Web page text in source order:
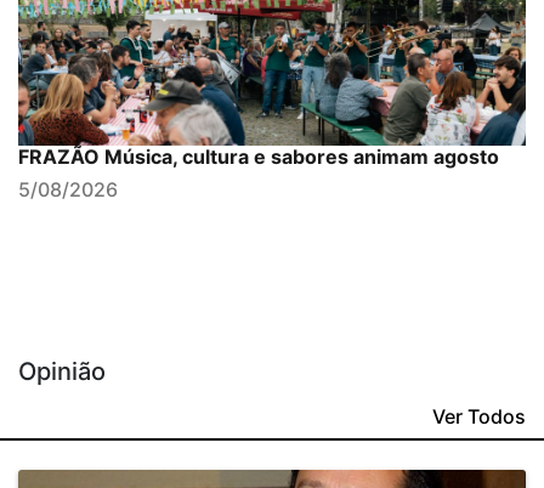
FRAZÃO Música, cultura e sabores animam agosto
5/08/2026
Opinião
Ver Todos